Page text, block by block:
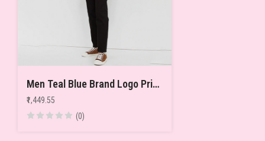
Men Teal Blue Brand Logo Printed Casual T-shirt
₹1,449.55
(0)